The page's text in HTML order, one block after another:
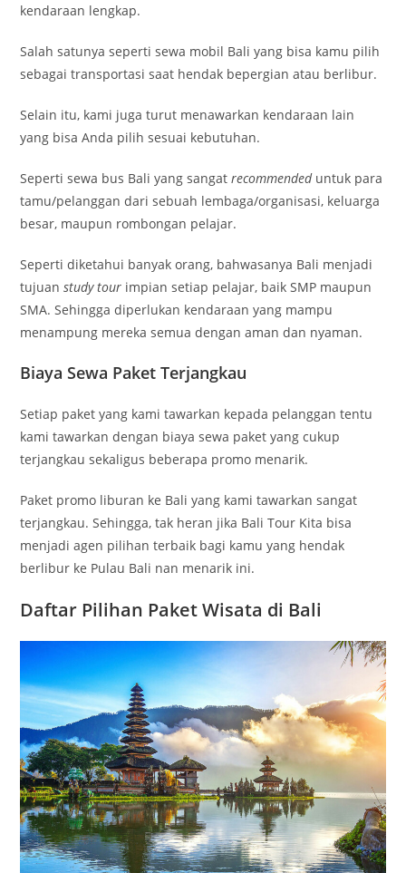
kendaraan lengkap.
Salah satunya seperti sewa mobil Bali yang bisa kamu pilih
sebagai transportasi saat hendak bepergian atau berlibur.
Selain itu, kami juga turut menawarkan kendaraan lain
yang bisa Anda pilih sesuai kebutuhan.
Seperti sewa bus Bali yang sangatrecommended untuk para
tamu/pelanggan dari sebuah lembaga/organisasi, keluarga
besar, maupun rombongan pelajar.
Seperti diketahui banyak orang, bahwasanya Bali menjadi
tujuanstudy tour impian setiap pelajar, baik SMP maupun
SMA. Sehingga diperlukan kendaraan yang mampu
menampung mereka semua dengan aman dan nyaman.
Biaya Sewa Paket Terjangkau
Setiap paket yang kami tawarkan kepada pelanggan tentu
kami tawarkan dengan biaya sewa paket yang cukup
terjangkau sekaligus beberapa promo menarik.
Paket promo liburan ke Bali yang kami tawarkan sangat
terjangkau. Sehingga, tak heran jika Bali Tour Kita bisa
menjadi agen pilihan terbaik bagi kamu yang hendak
berlibur ke Pulau Bali nan menarik ini.
Daftar Pilihan Paket Wisata di Bali